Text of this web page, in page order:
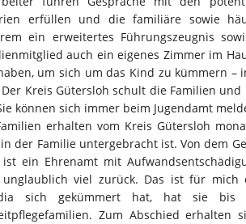
erfüllen und die familiäre sowie
ein erweitertes Führungszeugnis
auch ein eigenes Zimmer im
um sich um das Kind zu kümmern –
Kreis Gütersloh schult die Familien
können sich immer beim Jugendamt
erhalten vom Kreis Gütersloh
der Familie untergebracht ist. Von dem
ist ein Ehrenamt mit
viel zurück. Das ist für mich
sich gekümmert hat, hat sie bis
Zum Abschied